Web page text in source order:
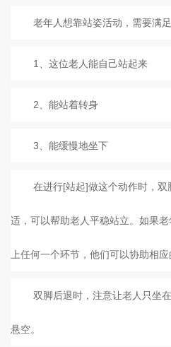
老年人想靠站姿活动，需要满
1、这位老人能自己站起来
2、能站着转身
3、能缓慢地坐下
在进行[站起]做这个动作时，
适，可以帮助老人平稳站立。如果
上任何一个环节，他们可以协助相应
双脚后退时，注意让老人只坐
悬空。